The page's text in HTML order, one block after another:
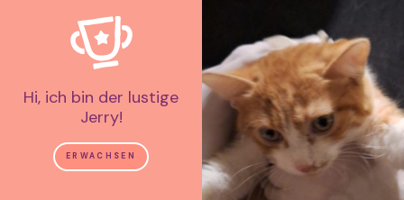
Hi, ich bin der lustige
Jerry!
ERWACHSEN